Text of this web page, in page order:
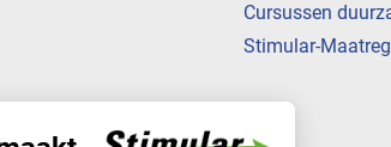
Cursussen
Stimular-